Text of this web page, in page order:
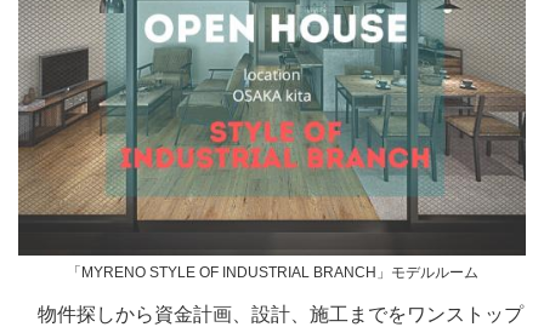
「MYRENO STYLE OF INDUSTRIAL BRANCH」モデルルーム
物件探しから資金計画、設計、施工までをワンストップ